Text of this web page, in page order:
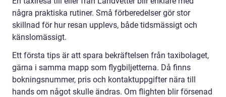
några praktiska rutiner. Små förberedelser gör stor
skillnad för hur resan upplevs, både tidsmässigt och
känslomässigt.
Ett första tips är att spara bekräftelsen från taxibolaget,
gärna i samma mapp som flygbiljetterna. Då finns
bokningsnummer, pris och kontaktuppgifter nära till
hands om något skulle ändras. Om flighten blir försenad